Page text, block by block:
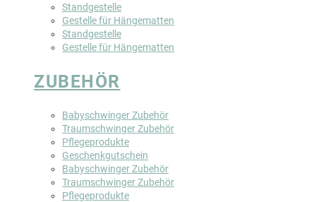
Standgestelle
Gestelle für Hängematten
Standgestelle
Gestelle für Hängematten
ZUBEHÖR
Babyschwinger Zubehör
Traumschwinger Zubehör
Pflegeprodukte
Geschenkgutschein
Babyschwinger Zubehör
Traumschwinger Zubehör
Pflegeprodukte